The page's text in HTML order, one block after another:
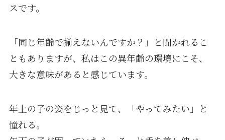
スです。
「同じ年齢で揃えないんですか？」と聞かれるこ
ともありますが、私はこの異年齢の環境にこそ、
大きな意味があると感じています。
年上の子の姿をじっと見て、「やってみたい」と
憧れる。